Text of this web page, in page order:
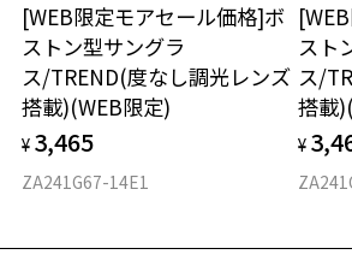
拭きがついてきます。
DODらしいタンカラーがかわいい、オリジナ
ネ拭き。
サングラスを持ち運ぶ簡易ケースとして使った
入れとしても使えるマルチなアイテムなので、
します。
材質
フロント素材：French Plastic
[WEB限定モアセール価格]ボ
ストン型サングラ
ス/TREND(度なし調光レンズ
搭載)(WEB限定)
¥ 3,465
ZA241G67-14E1
スト
ス/
搭載
¥